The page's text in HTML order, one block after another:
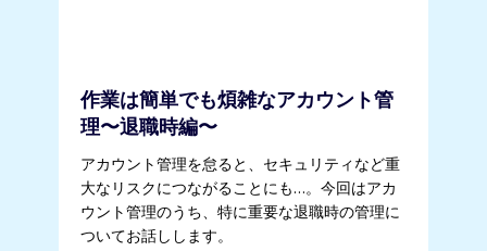
作業は簡単でも煩雑なアカウント管
理〜退職時編〜
アカウント管理を怠ると、セキュリティなど重
大なリスクにつながることにも…。今回はアカ
ウント管理のうち、特に重要な退職時の管理に
ついてお話しします。